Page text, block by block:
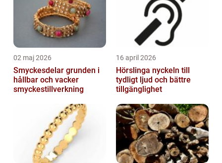
02 maj 2026
Smyckesdelar grunden i
hållbar och vacker
smyckestillverkning
16 april 2026
Hörslinga nyckeln till
tydligt ljud och bättre
tillgänglighet